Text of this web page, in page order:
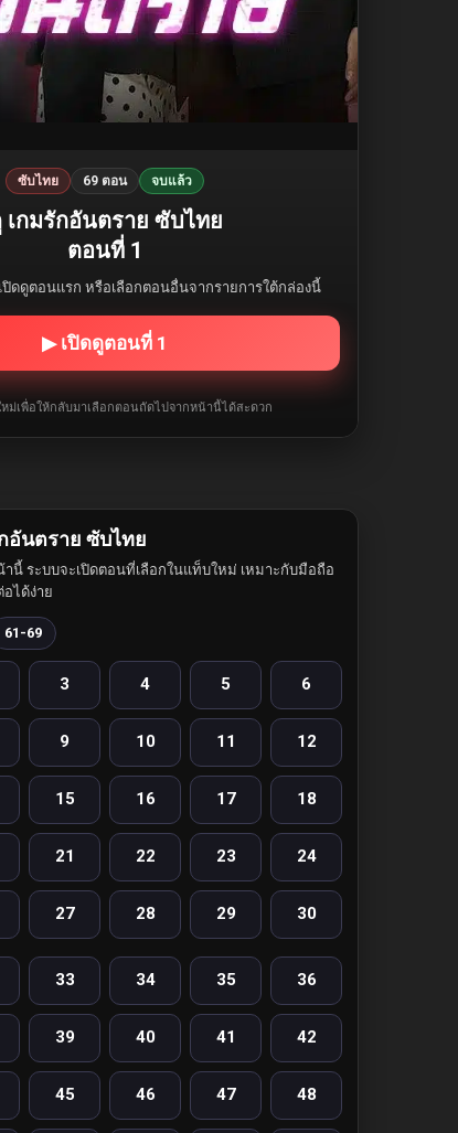
ซับไทย 69 ตอน จบแล้ว
เกมรักอันตราย ซับไทย
ตอนที่ 1
ปิดดูตอนแรก หรือเลือกตอนอื่นจากรายการใต้กล่องนี้
▶ เปิดดูตอนที่ 1
หม่เพื่อให้กลับมาเลือกตอนถัดไปจากหน้านี้ได้สะดวก
อันตราย ซับไทย
นี้ ระบบจะเปิดตอนที่เลือกในแท็บใหม่ เหมาะกับมือถือ
ได้ง่าย
61-69
3 4 5 6
9 10 11 12
15 16 17 18
21 22 23 24
27 28 29 30
33 34 35 36
39 40 41 42
45 46 47 48